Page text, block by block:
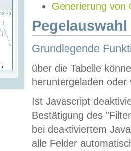
Generierung von
Grundlegende
über die Tabelle
heruntergeladen oder
Ist Javascript
Bestätigung des
bei deaktiviertem
alle Felder